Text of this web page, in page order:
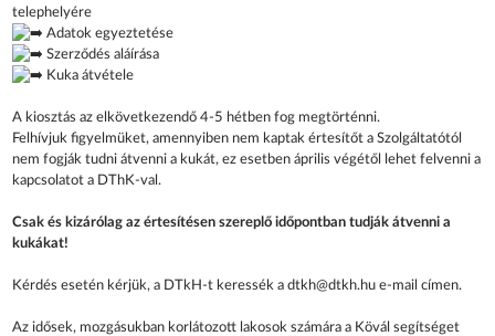
telephelyére
Adatok egyeztetése
Szerződés aláírása
Kuka átvétele
A kiosztás az elkövetkezendő 4-5 hétben fog megtörténni.
Felhívjuk figyelmüket, amennyiben nem kaptak értesítőt a Szolgáltatótól
nem fogják tudni átvenni a kukát, ez esetben április végétől lehet felvenni a
kapcsolatot a DThK-val.
Csak és kizárólag az értesítésen szereplő időpontban tudják átvenni a
kukákat!
Kérdés esetén kérjük, a DTkH-t keressék a dtkh@dtkh.hu e-mail címen.
Az idősek, mozgásukban korlátozott lakosok számára a Kövál segítséget